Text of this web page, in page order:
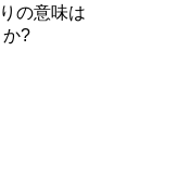
の意味は
か?